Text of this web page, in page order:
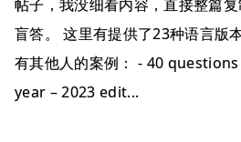
帖子，我没细看内容，直接整篇
盲答。 这里有提供了23种语言
有其他人的案例： - 40
year – 2023 edit...